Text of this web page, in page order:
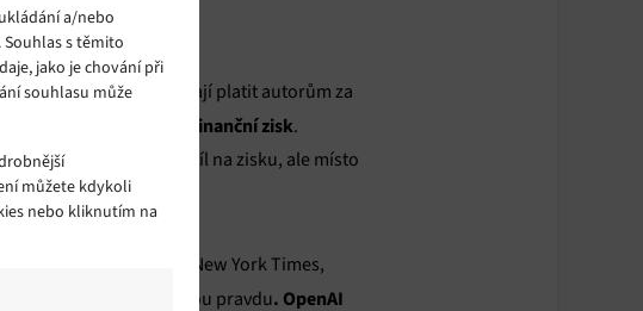
a/nebo
s těmito
jako je chování při
souhlasu může
můžete kdykoli
nebo kliknutím na
že společnosti odmítají platit autorům za
právy obrovský finanční zisk.
nabídnout podíl na zisku, ale místo
stížnost deníku The New York Times,
že deník neuvádí celou pravdu. OpenAI